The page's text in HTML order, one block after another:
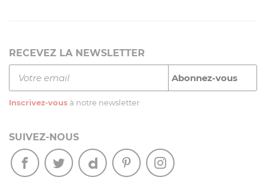
RECEVEZ LA NEWSLETTER
Inscrivez-vous à notre newsletter
SUIVEZ-NOUS